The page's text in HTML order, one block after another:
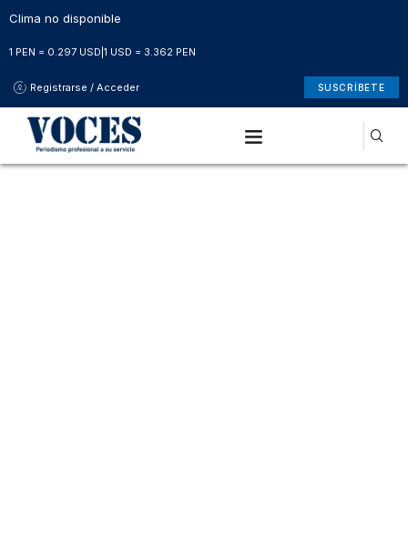
Clima no disponible
1 PEN = 0.297 USD 1 USD = 3.362 PEN
Registrarse / Acceder SUSCRÍBETE